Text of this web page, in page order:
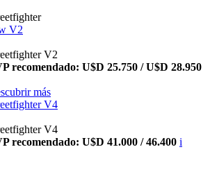
V2
V2
recomendado: U$D 25.750 / U$D 28.950
más
V4
V4
recomendado: U$D 41.000 / 46.400 i